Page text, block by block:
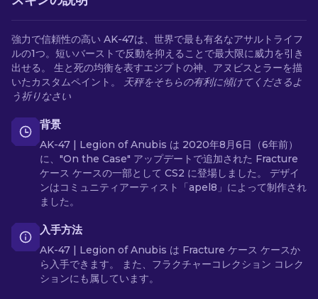
強力で信頼性の高い AK-47は、世界で最も有名なアサルトライフ
ルの1つ。短いバーストで反動を抑えることで最大限に威力を引き
出せる。 生と死の均衡を表すエジプトの神、アヌビスとラーを描
いたカスタムペイント。
天秤をそちらの有利に傾けてくださるよ
う祈りなさい
背景
AK-47 | Legion of Anubis は 2020年8月6日（6年前）
に、"On the Case" アップデートで追加された Fracture
ケース ケースの一部として CS2 に登場しました。 デザイ
ンはコミュニティアーティスト「apel8」によって制作され
ました。
入手方法
AK-47 | Legion of Anubis は Fracture ケース ケースか
ら入手できます。 また、フラクチャーコレクション コレク
ションにも属しています。